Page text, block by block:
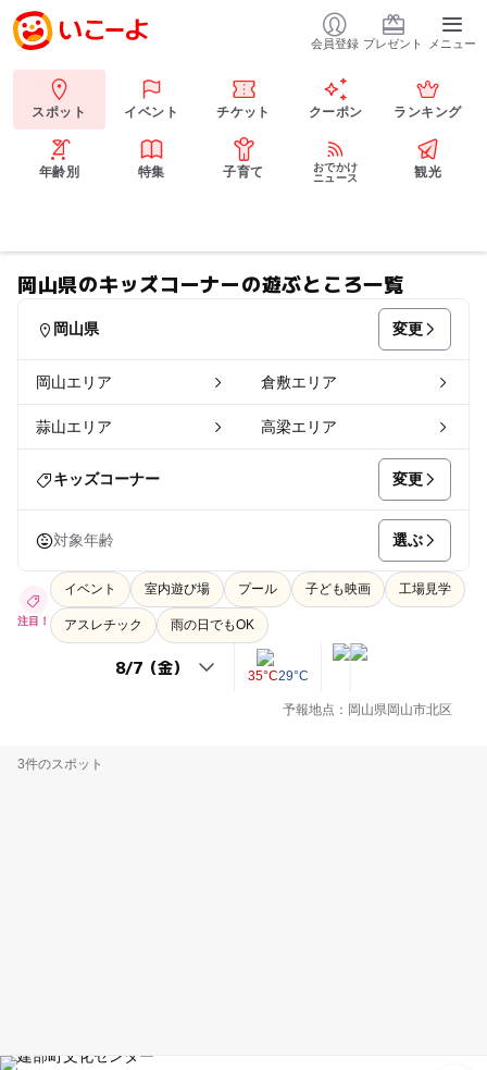
会員登録 プレゼント メニュー
スポット イベント チケット クーポン ランキング
年齢別 特集 子育て
おでかけ
ニュース
観光
岡山県のキッズコーナーの遊ぶところ一覧
岡山県 変更
岡山エリア 倉敷エリア
蒜山エリア 高梁エリア
キッズコーナー 変更
対象年齢 選ぶ
注目！
イベント 室内遊び場 プール 子ども映画 工場見学
アスレチック 雨の日でもOK
35°C29°C
予報地点：岡山県岡山市北区
3件のスポット